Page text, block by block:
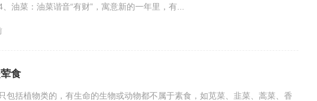
油菜：油菜谐音“有财”，寓意新的一年里，有...
食
包括植物类的，有生命的生物或动物都不属于素食，如苋菜、韭菜、蒿菜、香